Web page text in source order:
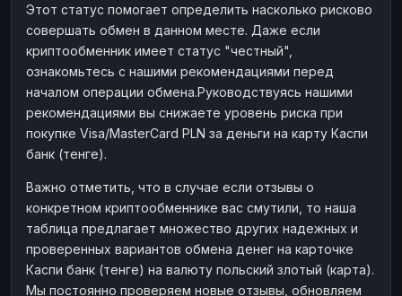
Этот статус помогает определить насколько рисково
совершать обмен в данном месте. Даже если
криптообменник имеет статус "честный",
ознакомьтесь с нашими рекомендациями перед
началом операции обмена.Руководствуясь нашими
рекомендациями вы снижаете уровень риска при
покупке Visa/MasterCard PLN за деньги на карту Каспи
банк (тенге).
Важно отметить, что в случае если отзывы о
конкретном криптообменнике вас смутили, то наша
таблица предлагает множество других надежных и
проверенных вариантов обмена денег на карточке
Каспи банк (тенге) на валюту польский злотый (карта).
Мы постоянно проверяем новые отзывы, обновляем